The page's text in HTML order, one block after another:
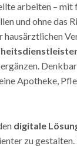
arbeiten – mit
und ohne das
hausärztlichen
Apotheke,
digitale
zu gestalten.